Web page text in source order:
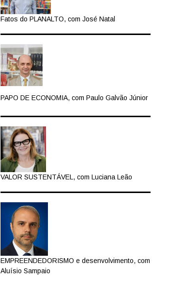
Fatos do PLANALTO, com José Natal
PAPO DE ECONOMIA, com Paulo Galvão Júnior
VALOR SUSTENTÁVEL, com Luciana Leão
EMPREENDEDORISMO e desenvolvimento, com
Aluísio Sampaio